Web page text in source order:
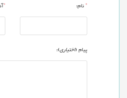
*نام: *
پیام (اختیاری):